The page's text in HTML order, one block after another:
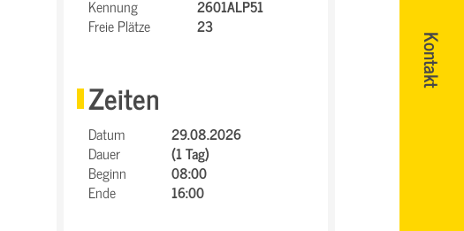
Kontakt
Kennung
2601ALP51
Freie Plätze
23
Zeiten
Datum
29.08.2026
Dauer
(1 Tag)
Beginn
08:00
Ende
16:00